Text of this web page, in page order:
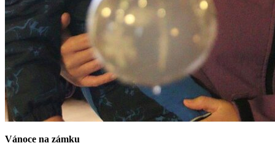
Vánoce na zámku